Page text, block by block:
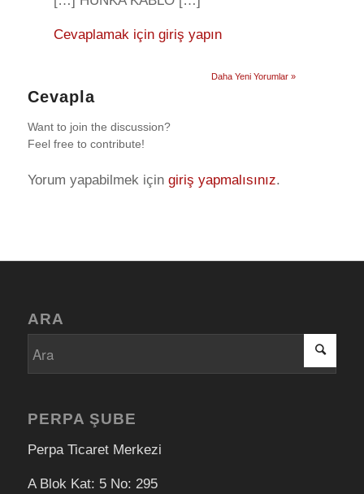
Cevaplamak için giriş yapın
Daha Yeni Yorumlar »
Cevapla
Want to join the discussion?
Feel free to contribute!
Yorum yapabilmek için giriş yapmalısınız.
ARA
PERPA ŞUBE
Perpa Ticaret Merkezi
A Blok Kat: 5 No: 295